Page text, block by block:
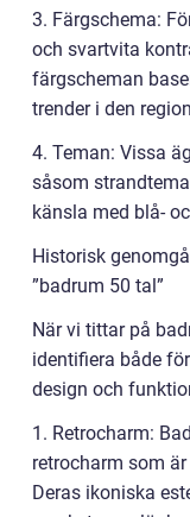
3. Färgschema:
och svartvita
färgscheman
trender i den
4. Teman: Vissa
såsom
känsla med blå-
Historisk
”badrum 50 tal”
När vi tittar på
identifiera både
design och
1. Retrocharm:
retrocharm som
Deras ikoniska